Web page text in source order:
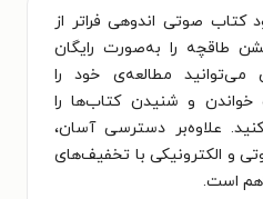
کتاب صوتی اندوهی فراتر از
طاقچه را به‌صورت رایگان
مطالعه‌ی خود را
و شنیدن کتاب‌ها را
علاوه‌بر دسترسی آسان،
و الکترونیکی با تخفیف‌های
است.